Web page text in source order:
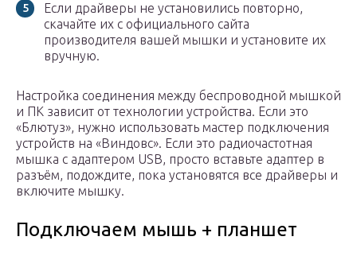
Если драйверы не установились повторно,
скачайте их с официального сайта
производителя вашей мышки и установите их
вручную.
Настройка соединения между беспроводной мышкой
и ПК зависит от технологии устройства. Если это
«Блютуз», нужно использовать мастер подключения
устройств на «Виндовс». Если это радиочастотная
мышка с адаптером USB, просто вставьте адаптер в
разъём, подождите, пока установятся все драйверы и
включите мышку.
Подключаем мышь + планшет